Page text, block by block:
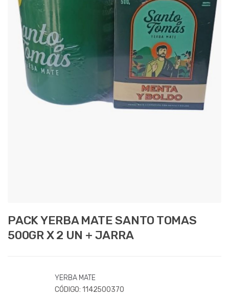
PACK YERBA MATE SANTO TOMAS
500GR X 2 UN + JARRA
YERBA MATE
CÓDIGO: 1142500370